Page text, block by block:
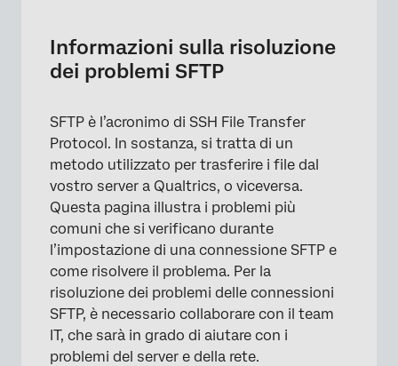
Pratiche generali di benessere SFTP
Problemi del server SFTP
Autenticità della chiave SSH
Informazioni sulla risoluzione
dei problemi SFTP
SFTP è l’acronimo di SSH File Transfer
Protocol. In sostanza, si tratta di un
metodo utilizzato per trasferire i file dal
vostro server a Qualtrics, o viceversa.
Questa pagina illustra i problemi più
comuni che si verificano durante
l’impostazione di una connessione SFTP e
come risolvere il problema. Per la
risoluzione dei problemi delle connessioni
SFTP, è necessario collaborare con il team
IT, che sarà in grado di aiutare con i
problemi del server e della rete.